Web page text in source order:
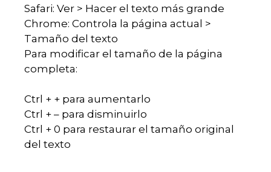
Safari: Ver > Hacer el texto más grande
Chrome: Controla la página actual >
Tamaño del texto
Para modificar el tamaño de la página
completa:
Ctrl + + para aumentarlo
Ctrl + – para disminuirlo
Ctrl + 0 para restaurar el tamaño original
del texto